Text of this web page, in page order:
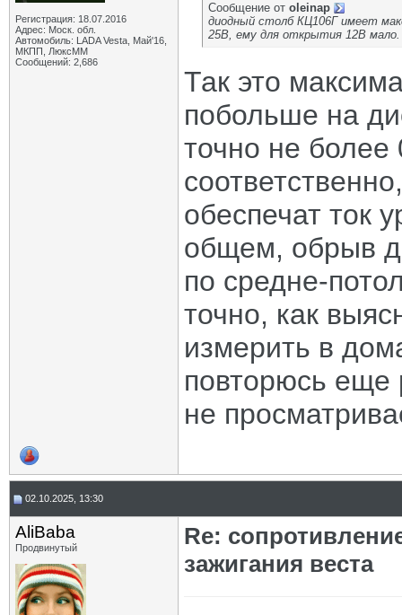
Регистрация: 18.07.2016
Адрес: Моск. обл.
Автомобиль: LADA Vesta, Май'16,
МКПП, ЛюксММ
Сообщений: 2,686
Сообщение от oleinap
диодный столб КЦ106Г имеет
25В, ему для открытия 12В мало.
Так это
побольше на
точно не более
обеспечат ток
общем, обрыв
по средне-
точно, как
измерить в
повторюсь еще
не
02.10.2025, 13:30
AliBaba
Продвинутый
Re:
зажигания веста